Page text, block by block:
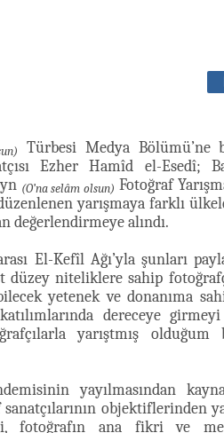
Türbesi Medya Bölümü’ne
Ezher Hamîd el-Esedî;
(O’na selâm olsun) Fotoğraf
yarışmaya farklı
değerlendirmeye alındı.
El-Kefîl Ağı’yla şunları
düzey niteliklere sahip
yetenek ve donanıma
dereceye girmeyi
yarıştmış olduğum
yayılmasından
objektiflerinden
fotoğrafın ana fikri ve